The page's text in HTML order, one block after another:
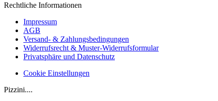
Rechtliche Informationen
Impressum
AGB
Versand- & Zahlungsbedingungen
Widerrufsrecht & Muster-Widerrufsformular
Privatsphäre und Datenschutz
Cookie Einstellungen
Pizzini....